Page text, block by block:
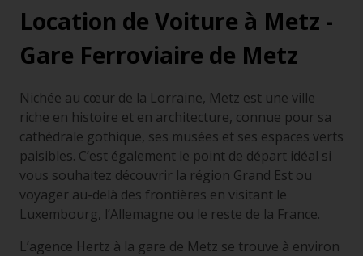
Location de Voiture à Metz -
Gare Ferroviaire de Metz
Nichée au cœur de la Lorraine, Metz est une ville
riche en histoire et en architecture, connue pour sa
cathédrale gothique, ses musées et ses espaces verts
paisibles. C’est également le point de départ idéal si
vous souhaitez découvrir la région Grand Est ou
voyager au-delà des frontières en visitant le
Luxembourg, l’Allemagne ou le reste de la France.
L’agence Hertz à la gare de Metz se trouve à environ